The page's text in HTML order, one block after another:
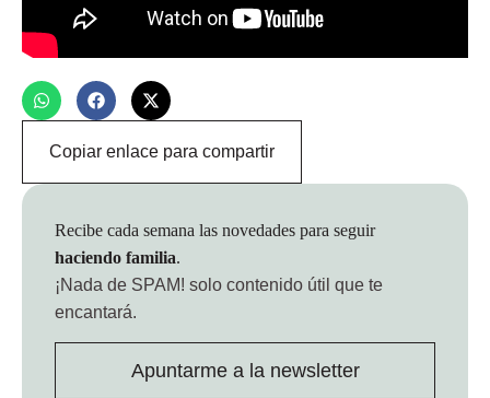
Copiar enlace para compartir
Recibe cada semana las novedades para seguir
haciendo familia.
¡Nada de SPAM! solo contenido útil que te
encantará.
Apuntarme a la newsletter